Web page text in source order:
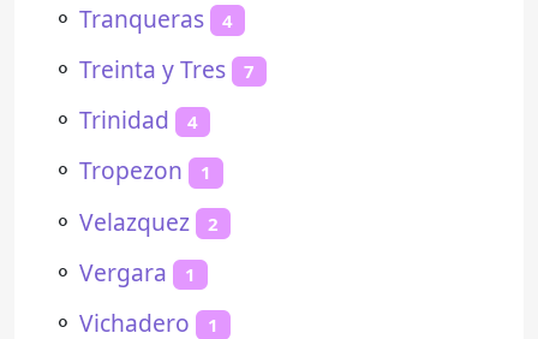
⚬ Tranqueras 4
⚬ Treinta y Tres 7
⚬ Trinidad 4
⚬ Tropezon 1
⚬ Velazquez 2
⚬ Vergara 1
⚬ Vichadero 1